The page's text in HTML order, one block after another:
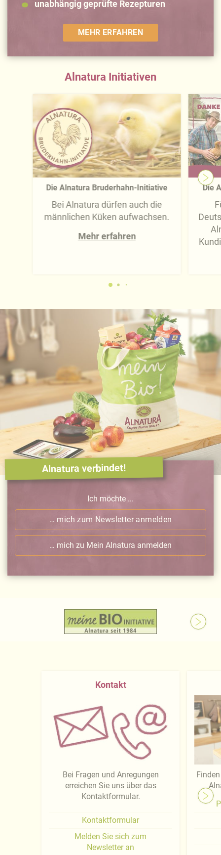
unabhängig geprüfte Rezepturen
MEHR ERFAHREN
Alnatura Initiativen
Die Alnatura Bruderhahn-Initiative
Bei Alnatura dürfen auch die
männlichen Küken aufwachsen.
Mehr erfahren
Die
Alnatura verbindet!
Ich möchte ...
… mich zum Newsletter anmelden
… mich zu Mein Alnatura anmelden
Kontakt
Bei Fragen und Anregungen
erreichen Sie uns über das
Kontaktformular.
Kontaktformular
Melden Sie sich zum
Newsletter an